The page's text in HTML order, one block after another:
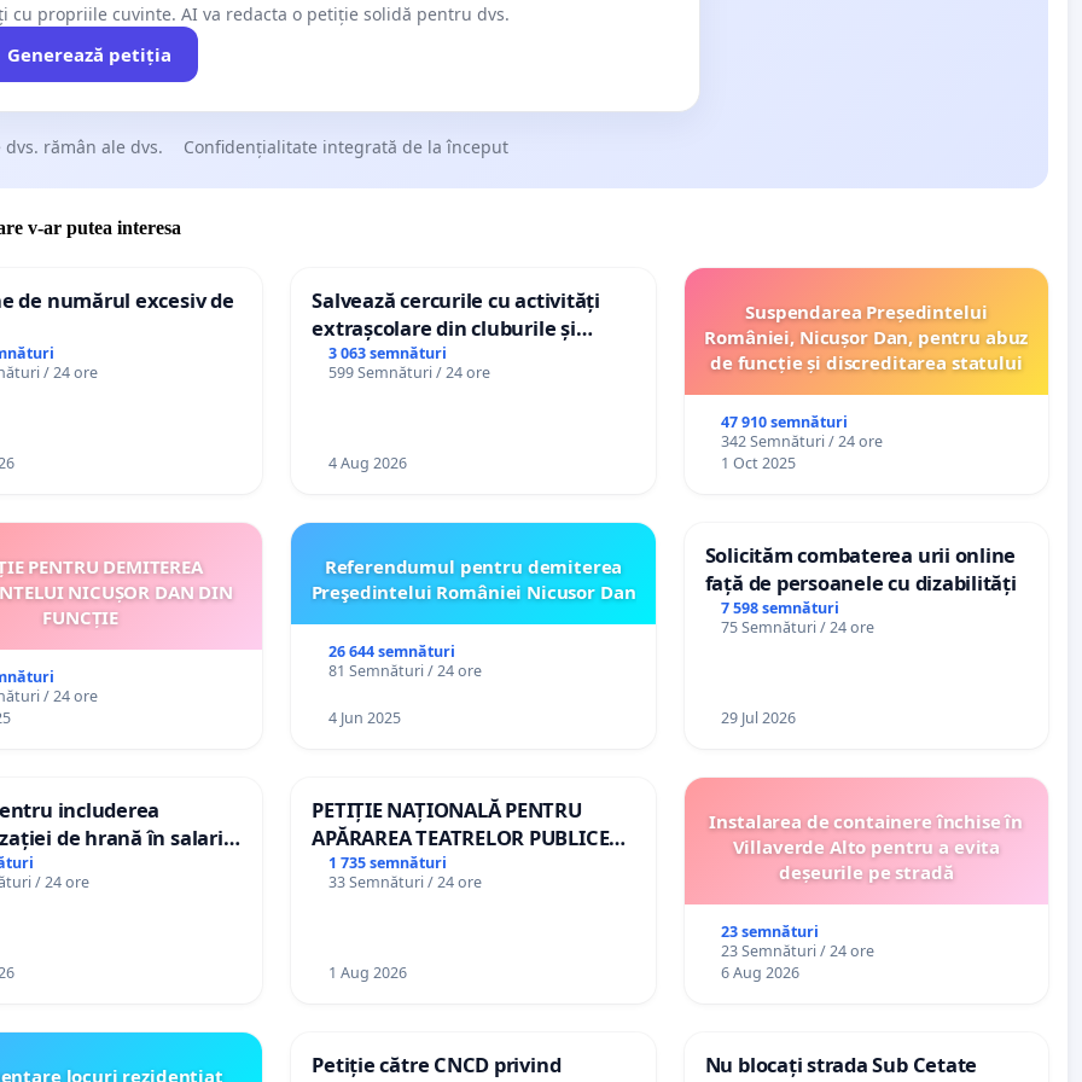
cu propriile cuvinte. AI va redacta o petiție solidă pentru dvs.
Generează petiția
dvs. rămân ale dvs. Confidențialitate integrată de la început
v-ar putea interesa
de numărul excesiv de
/ 24 ore
Salvează cercurile cu activități
extrașcolare din cluburile și
palatele copiilor
3 063 semnături
599 Semnături / 24 ore
4 Aug 2026
Suspendarea Președintelui
României, Nicușor Dan, pentru abuz
de funcție și discreditarea statului
47 910 semnături
342 Semnături / 24 ore
1 Oct 2025
PENTRU DEMITEREA
NICUȘOR DAN DIN
FUNCȚIE
/ 24 ore
Referendumul pentru demiterea
Preşedintelui României Nicusor Dan
26 644 semnături
81 Semnături / 24 ore
4 Jun 2025
Solicităm combaterea urii online
față de persoanele cu dizabilități
7 598 semnături
75 Semnături / 24 ore
29 Jul 2026
includerea
de hrană în salariul
protejarea gradațiilor
pentru asistenții
/ 24 ore
PETIȚIE NAȚIONALĂ PENTRU
APĂRAREA TEATRELOR PUBLICE
DE REPERTORIU DIN ROMÂNIA
1 735 semnături
33 Semnături / 24 ore
1 Aug 2026
Instalarea de containere închise în
Villaverde Alto pentru a evita
deșeurile pe stradă
23 semnături
23 Semnături / 24 ore
6 Aug 2026
locuri rezidențiat
Petiție către CNCD privind
Nu blocați strada Sub Cetate